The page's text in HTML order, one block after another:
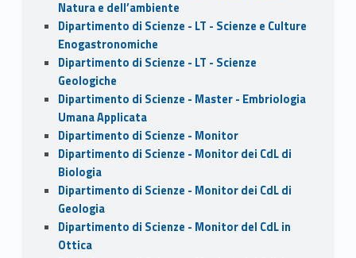
Natura e dell’ambiente
Dipartimento di Scienze - LT - Scienze e Culture
Enogastronomiche
Dipartimento di Scienze - LT - Scienze
Geologiche
Dipartimento di Scienze - Master - Embriologia
Umana Applicata
Dipartimento di Scienze - Monitor
Dipartimento di Scienze - Monitor dei CdL di
Biologia
Dipartimento di Scienze - Monitor dei CdL di
Geologia
Dipartimento di Scienze - Monitor del CdL in
Ottica